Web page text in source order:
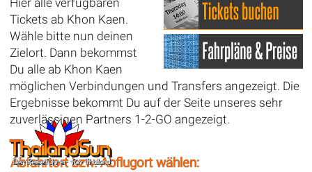
Hier alle verfügbaren
Tickets ab Khon Kaen.
Wähle bitte nun deinen
Zielort. Dann bekommst
Du alle ab Khon Kaen
möglichen Verbindungen und Transfers angezeigt. Die
Ergebnisse bekommt Du auf der Seite unseres sehr
zuverlässigen Partners 1-2-GO angezeigt.
Abfahrtort bzw. Abflugort wählen: